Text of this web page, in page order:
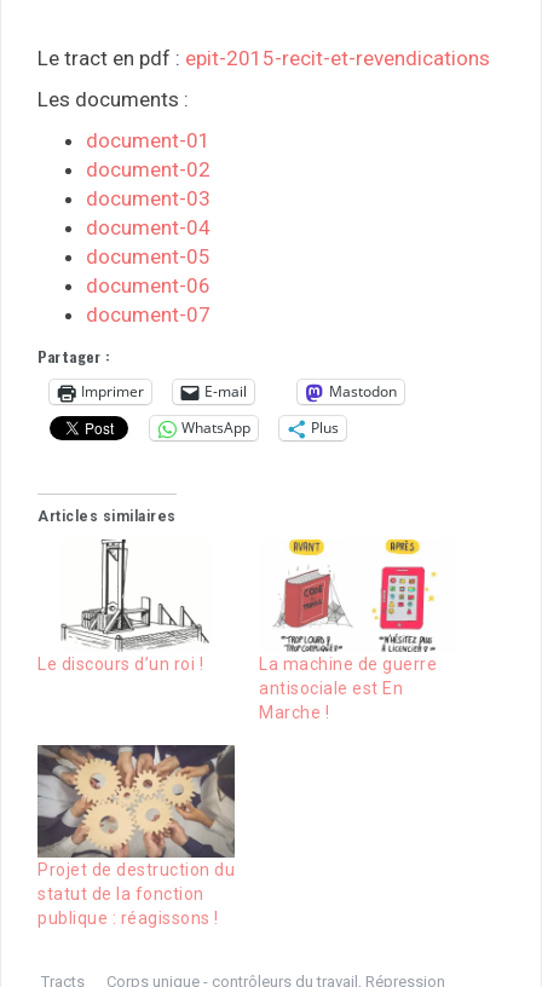
Le tract en pdf : epit-2015-recit-et-revendications
Les documents :
document-01
document-02
document-03
document-04
document-05
document-06
document-07
Partager :
Imprimer
E-mail
Mastodon
WhatsApp
Plus
Articles similaires
Le discours d’un roi !
La machine de guerre
antisociale est En
Marche !
Projet de destruction du
statut de la fonction
publique : réagissons !
Tracts Corps unique - contrôleurs du travail , Répression